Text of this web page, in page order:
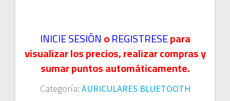
INICIE SESIÓNoREGISTRESEpara
visualizar los precios, realizar compras y
sumar puntos automáticamente.
Categoría: AURICULARES BLUETOOTH